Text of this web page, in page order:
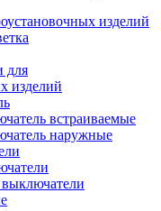
изделий
для
изделий
встраиваемые
наружные